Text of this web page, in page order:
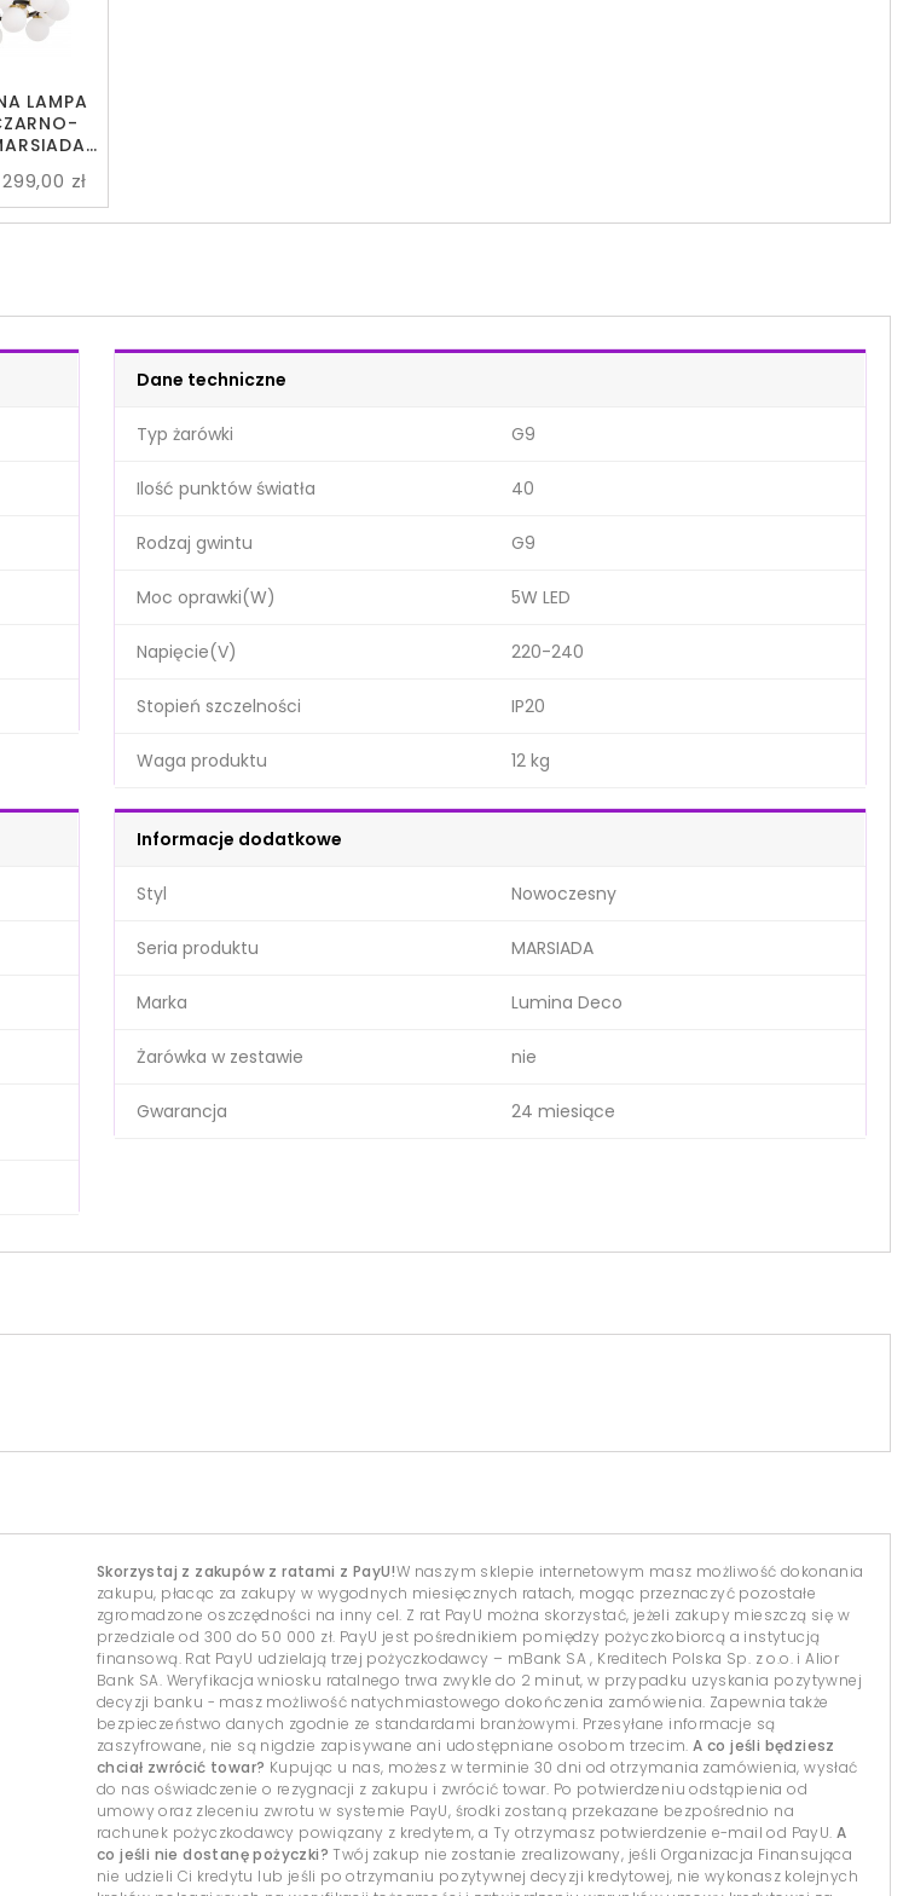
LAMPA
299,00 zł
Dane techniczne
Typ żarówki G9
Ilość punktów światła 40
Rodzaj gwintu G9
Moc oprawki(W) 5W LED
Napięcie(V) 220-240
Stopień szczelności IP20
Waga produktu 12 kg
Informacje dodatkowe
Styl Nowoczesny
Seria produktu MARSIADA
Marka Lumina Deco
Żarówka w zestawie nie
Gwarancja 24 miesiące
Skorzystaj z zakupów z ratami z PayU!W naszym sklepie internetowym masz możliwość dokonania
zakupu, płacąc za zakupy w wygodnych miesięcznych ratach, mogąc przeznaczyć pozostałe
zgromadzone oszczędności na inny cel. Z rat PayU można skorzystać, jeżeli zakupy mieszczą się w
przedziale od 300 do 50 000 zł. PayU jest pośrednikiem pomiędzy pożyczkobiorcą a instytucją
finansową. Rat PayU udzielają trzej pożyczkodawcy – mBank SA , Kreditech Polska Sp. z o.o. i Alior
Bank SA. Weryfikacja wniosku ratalnego trwa zwykle do 2 minut, w przypadku uzyskania pozytywnej
decyzji banku - masz możliwość natychmiastowego dokończenia zamówienia. Zapewnia także
bezpieczeństwo danych zgodnie ze standardami branżowymi. Przesyłane informacje są
zaszyfrowane, nie są nigdzie zapisywane ani udostępniane osobom trzecim. A co jeśli będziesz
chciał zwrócić towar? Kupując u nas, możesz w terminie 30 dni od otrzymania zamówienia, wysłać
do nas oświadczenie o rezygnacji z zakupu i zwrócić towar. Po potwierdzeniu odstąpienia od
umowy oraz zleceniu zwrotu w systemie PayU, środki zostaną przekazane bezpośrednio na
rachunek pożyczkodawcy powiązany z kredytem, a Ty otrzymasz potwierdzenie e-mail od PayU. A
co jeśli nie dostanę pożyczki? Twój zakup nie zostanie zrealizowany, jeśli Organizacja Finansująca
nie udzieli Ci kredytu lub jeśli po otrzymaniu pozytywnej decyzji kredytowej, nie wykonasz kolejnych